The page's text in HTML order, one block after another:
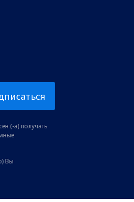
(-а) получать
Вы